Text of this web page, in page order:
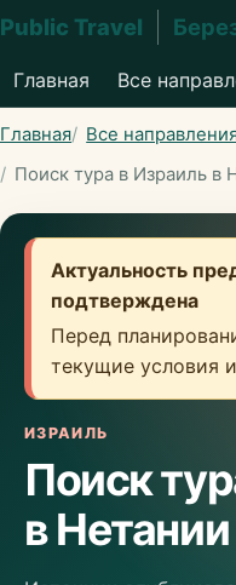
Public Travel
Главная Все
Главная Все
Поиск тура в Израиль в
Актуальность
подтверждена
Перед
текущие условия
ИЗРАИЛЬ
Поиск
в Нетании